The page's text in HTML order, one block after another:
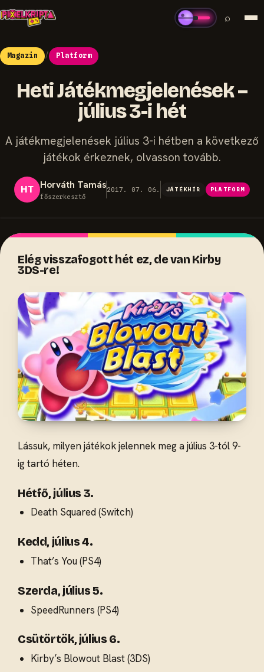
⌕
Magazin / Platform
Heti Játékmegjelenések –
július 3-i hét
A játékmegjelenések július 3-i hétben a következő
játékok érkeznek, olvasson tovább.
HT Horváth Tamás
főszerkesztő
2017. 07. 06. JÁTÉKHÍR PLATFORM
Elég visszafogott hét ez, de van Kirby
3DS-re!
Lássuk, milyen játékok jelennek meg a július 3-tól 9-
ig tartó héten.
Hétfő, július 3.
Death Squared (Switch)
Kedd, július 4.
That’s You (PS4)
Szerda, július 5.
SpeedRunners (PS4)
Csütörtök, július 6.
Kirby’s Blowout Blast (3DS)